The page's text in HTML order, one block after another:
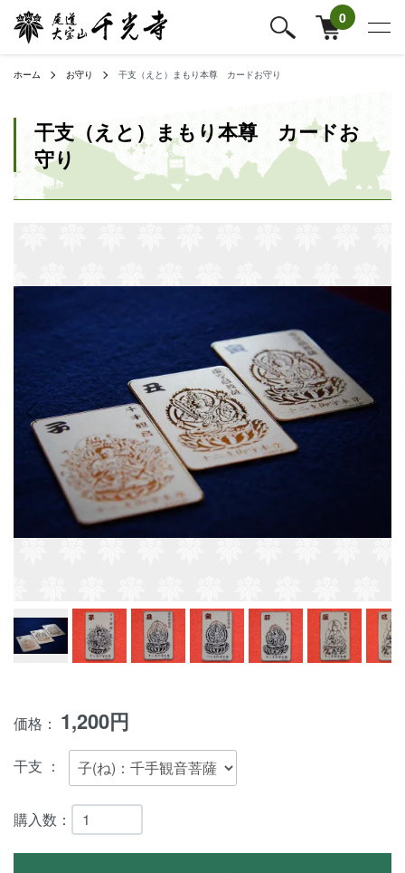
0
ホーム お守り 干支（えと）まもり本尊 カードお守り
干支（えと）まもり本尊 カードお
守り
価格： 1,200円
干支
購入数：